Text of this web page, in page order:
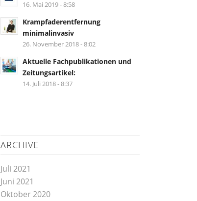
16. Mai 2019 - 8:58
Krampfaderentfernung
minimalinvasiv
26. November 2018 - 8:02
Aktuelle Fachpublikationen und
Zeitungsartikel:
14. Juli 2018 - 8:37
ARCHIVE
Juli 2021
Juni 2021
Oktober 2020